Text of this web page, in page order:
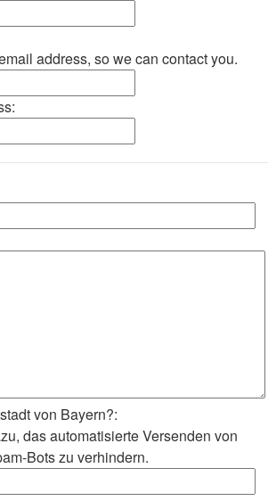
address, so we can contact you.
von Bayern?:
das automatisierte Versenden von
Bots zu verhindern.